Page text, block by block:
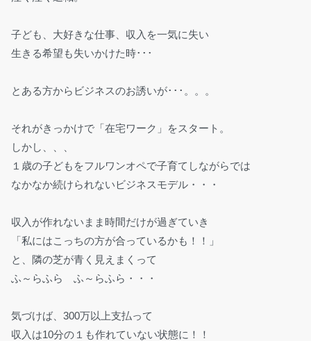
子ども、大好きな仕事、収入を一気に失い
生きる希望も失いかけた時･･･
とある方からビジネスのお誘いが･･･。。。
それがきっかけで「在宅ワーク」をスタート。
しかし、、、
１歳の子どもをフルワンオペで子育てしながらでは
なかなか続けられないビジネスモデル・・・
収入が作れないまま時間だけが過ぎていき
「私にはこっちの方が合っているかも！！」
と、隣の芝が青く見えまくって
ふ～らふら ふ～らふら・・・
気づけば、300万以上支払って
収入は10分の１も作れていない状態に！！